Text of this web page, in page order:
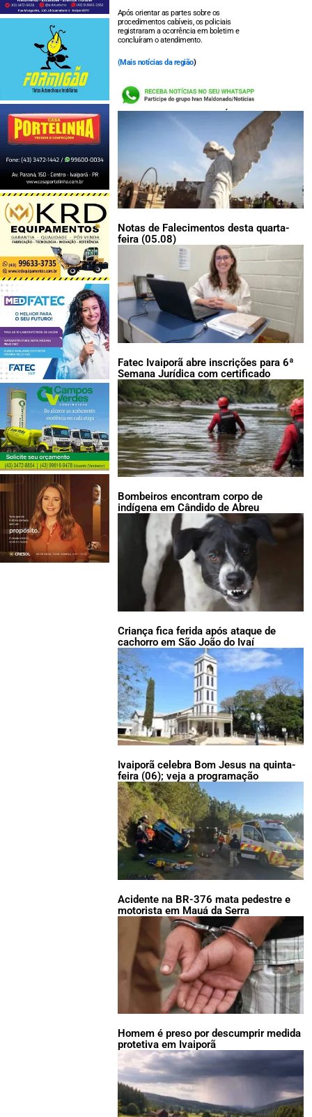
Após orientar as partes sobre os
procedimentos cabíveis, os policiais
registraram a ocorrência em boletim e
concluíram o atendimento.
(Mais notícias da região)
LEIA TAMBÉM:
Notas de Falecimentos desta quarta-
feira (05.08)
Fatec Ivaiporã abre inscrições para 6ª
Semana Jurídica com certificado
Bombeiros encontram corpo de
indígena em Cândido de Abreu
Criança fica ferida após ataque de
cachorro em São João do Ivaí
Ivaiporã celebra Bom Jesus na quinta-
feira (06); veja a programação
Acidente na BR-376 mata pedestre e
motorista em Mauá da Serra
Homem é preso por descumprir medida
protetiva em Ivaiporã